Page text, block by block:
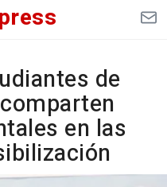
press
de
en las